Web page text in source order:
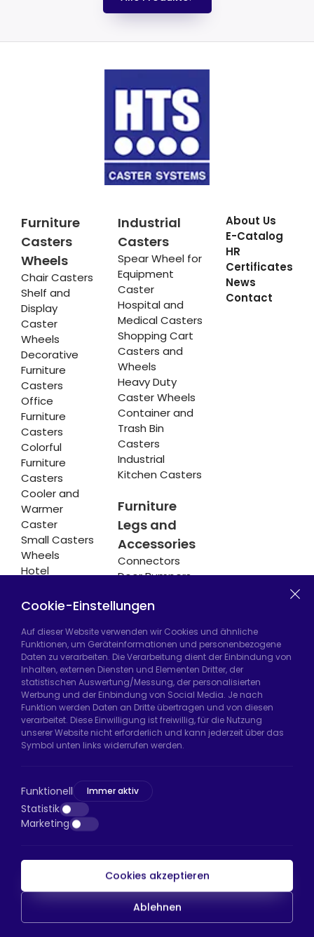
Furniture
Casters
Wheels
Chair Casters
Shelf and
Display
Caster
Wheels
Decorative
Furniture
Casters
Office
Furniture
Casters
Colorful
Furniture
Casters
Cooler and
Warmer
Caster
Small Casters
Wheels
Hotel
Casters
Industrial
Casters
Spear Wheel for
Equipment
Caster
Hospital and
Medical Casters
Shopping Cart
Casters and
Wheels
Heavy Duty
Caster Wheels
Container and
Trash Bin
Casters
Industrial
Kitchen Casters
Furniture
Legs and
Accessories
Connectors
Door Bumpers
About Us
E-Catalog
HR
Certificates
News
Contact
Hadımköy Fabrik:Atatürk Sanayi Bölgesi,
Uzunçayır Caddesi, No:11 Hadımköy, 34555
Arnavutköy/İstanbul
Telefon: +90 212 640 66 46
E-Mail: export@htsteker.com
D:a, 34045 Bayrampaşa/İstanbul
Telefon:+90 530 044 64 87
E-Mail: info@htsteker.com
HTS-Zahlung
Cookie-Einstellungen
Auf dieser Website verwenden wir Cookies und ähnliche
Funktionen, um Geräteinformationen und personenbezogene
Daten zu verarbeiten. Die Verarbeitung dient der Einbindung von
Inhalten, externen Diensten und Elementen Dritter, der
statistischen Auswertung/Messung, der personalisierten
Werbung und der Einbindung von Social Media. Je nach
Funktion werden Daten an Dritte übertragen und von diesen
verarbeitet. Diese Einwilligung ist freiwillig, für die Nutzung
unserer Website nicht erforderlich und kann jederzeit über das
Symbol unten links widerrufen werden.
Funktionell Immer aktiv
Statistik
Marketing
Cookies akzeptieren
Ablehnen